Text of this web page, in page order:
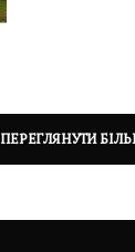
ПЕРЕГЛЯНУТИ